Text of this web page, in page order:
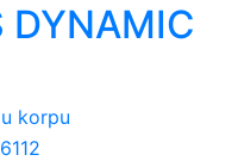
DYNAMIC
korpu